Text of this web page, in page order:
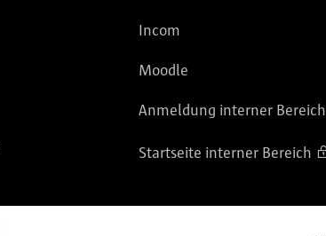
Incom
Moodle
Anmeldung interner Bereich
Startseite interner Bereich